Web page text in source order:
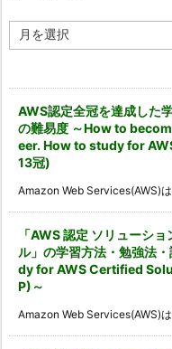
ー
AWS認定全冠を達成した
の難易度 ～How to
eer. How to study for
13冠)
Amazon Web Services(AWS)
「AWS 認定 ソリューシ
ル」の学習方法・勉強法
dy for AWS Certified
P)～
Amazon Web Services(AWS)